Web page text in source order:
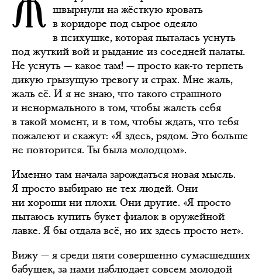
швырнули на жёсткую кровать
в коридоре под сырое одеяло
в психушке, которая пыталась уснуть
под жуткий вой и рыдание из соседней палаты.
Не уснуть — какое там! — просто как-то терпеть
дикую грызущую тревогу и страх. Мне жаль,
жаль её. И я не знаю, что такого страшного
и ненормального в том, чтобы жалеть себя
в такой момент, и в том, чтобы ждать, что тебя
пожалеют и скажут: «Я здесь, рядом. Это больше
не повторится. Ты была молодцом».
Именно там начала зарождаться новая мысль.
Я просто выбираю не тех людей. Они
ни хороши ни плохи. Они другие. «Я просто
пытаюсь купить букет фиалок в оружейной
лавке. Я бы отдала всё, но их здесь просто нет».
Вижу — я среди пяти совершенно сумасшедших
бабушек, за нами наблюдает совсем молодой